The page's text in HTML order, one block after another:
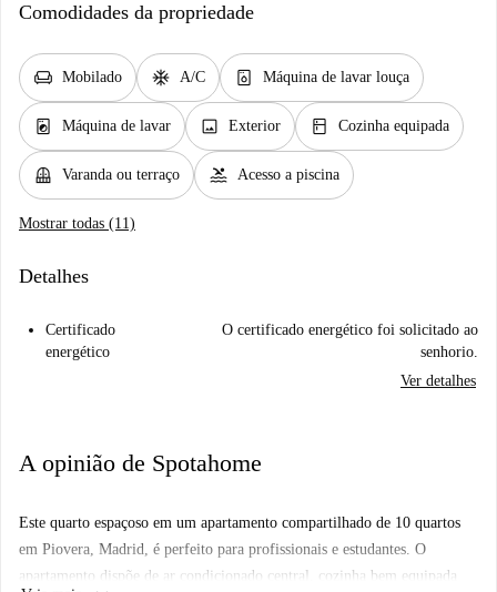
Comodidades da propriedade
chair Mobilado ac_unit A/C dishwasher_gen Máquina de lavar louça
local_laundry_service Máquina de lavar image Exterior kitchen Cozinha equipada
balcony Varanda ou terraço pool Acesso a piscina
Mostrar todas (11)
Detalhes
Certificado
energético
O certificado energético foi solicitado ao
senhorio.
Ver detalhes
A opinião de Spotahome
Este quarto espaçoso em um apartamento compartilhado de 10 quartos
em Piovera, Madrid, é perfeito para profissionais e estudantes. O
apartamento dispõe de ar condicionado central, cozinha bem equipada